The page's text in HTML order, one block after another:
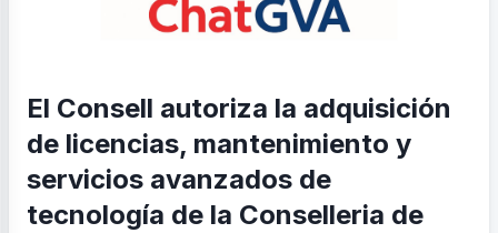
El Consell autoriza la adquisición
de licencias, mantenimiento y
servicios avanzados de
tecnología de la Conselleria de